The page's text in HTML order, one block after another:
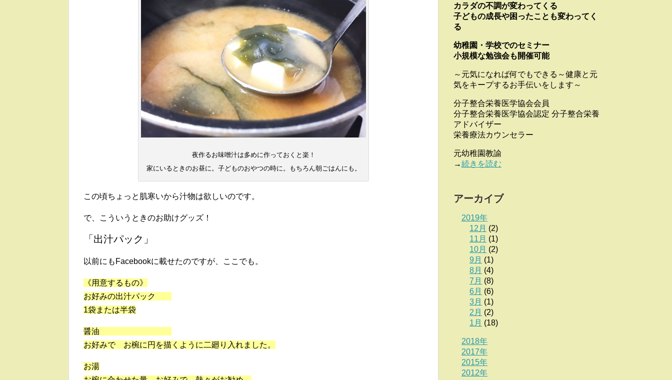
夜作るお味噌汁は多めに作っておくと楽！
家にいるときのお昼に。子どものおやつの時に。もちろん朝ごはんにも。
この頃ちょっと肌寒いから汁物は欲しいのです。
で、こういうときのお助けグッズ！
「出汁パック」
以前にもFacebookに載せたのですが、ここでも。
《用意するもの》
お好みの出汁パック
1袋または半袋
醤油
お好みで お椀に円を描くように二廻り入れました。
お湯
カラダの不調が変わってくる
子どもの成長や困ったことも変わってく
る
幼稚園・学校でのセミナー
小規模な勉強会も開催可能
～元気になれば何でもできる～健康と元
気をキープするお手伝いをします～
分子整合栄養医学協会会員
分子整合栄養医学協会認定 分子整合栄養
アドバイザー
栄養療法カウンセラー
元幼稚園教諭
→続きを読む
アーカイブ
2019年
12月 (2)
11月 (1)
10月 (2)
9月 (1)
8月 (4)
7月 (8)
6月 (6)
3月 (1)
2月 (2)
1月 (18)
2018年
2017年
2015年
2012年